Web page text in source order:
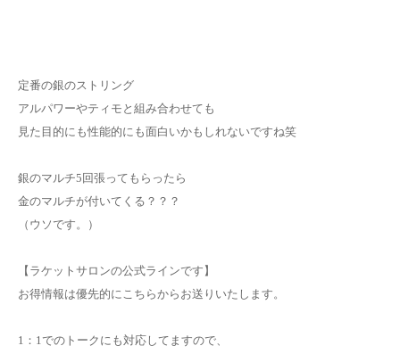
定番の銀のストリング
アルパワーやティモと組み合わせても
見た目的にも性能的にも面白いかもしれないですね笑
銀のマルチ5回張ってもらったら
金のマルチが付いてくる？？？
（ウソです。）
【ラケットサロンの公式ラインです】
お得情報は優先的にこちらからお送りいたします。
1：1でのトークにも対応してますので、